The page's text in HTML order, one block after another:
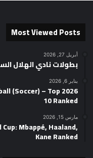
Most Viewed Posts
أبريل 27, 2026
بطولات نادي الهلال
يناير 6, 2026
(Soccer) – Top
10 Ranked
مارس 15, 2026
Mbappé, Haaland,
Kane Ranked